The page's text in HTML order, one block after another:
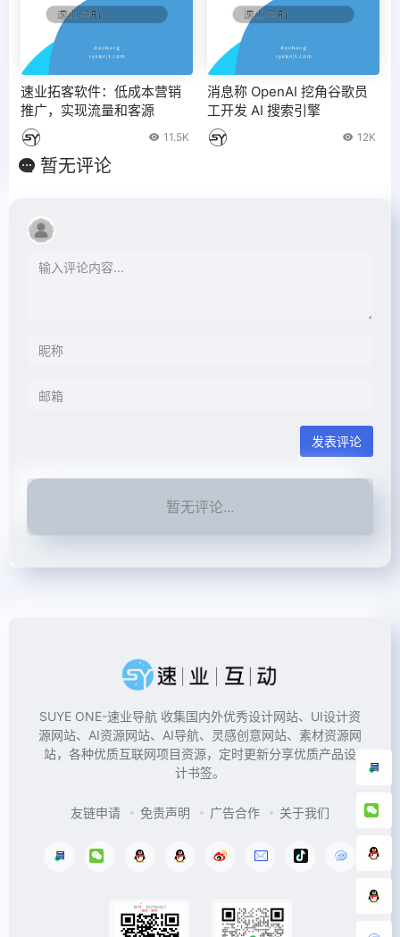
速业拓客软件：低成本营销
推广，实现流量和客源
11.5K
消息称 OpenAI 挖角谷歌员
工开发 AI 搜索引擎
12K
暂无评论
发表评论
暂无评论...
SUYE ONE-速业导航 收集国内外优秀设计网站、UI设计资
源网站、AI资源网站、AI导航、灵感创意网站、素材资源网
站，各种优质互联网项目资源，定时更新分享优质产品设
计书签。
友链申请 免责声明 广告合作 关于我们